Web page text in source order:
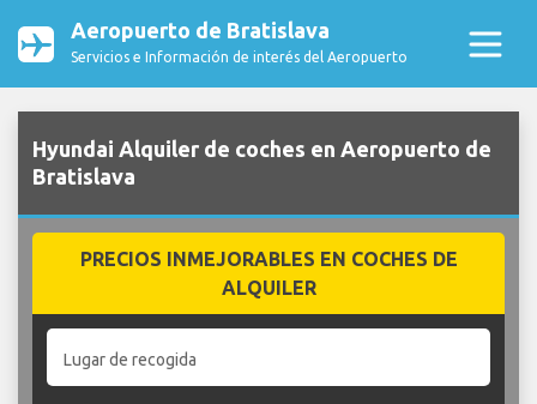
Aeropuerto de Bratislava
Servicios e Información de interés del Aeropuerto
Hyundai Alquiler de coches en Aeropuerto de
Bratislava
PRECIOS INMEJORABLES EN COCHES DE
ALQUILER
Lugar de recogida